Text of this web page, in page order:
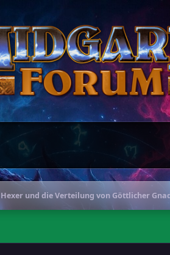
Hexer und die Verteilung von Göttlicher